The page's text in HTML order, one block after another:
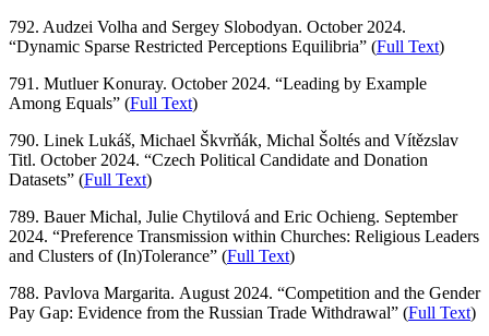
792. Audzei Volha and Sergey Slobodyan. October 2024.
“Dynamic Sparse Restricted Perceptions Equilibria” (Full Text)
791. Mutluer Konuray. October 2024. “Leading by Example
Among Equals” (Full Text)
790. Linek Lukáš, Michael Škvrňák, Michal Šoltés and Vítězslav
Titl. October 2024. “Czech Political Candidate and Donation
Datasets” (Full Text)
789. Bauer Michal, Julie Chytilová and Eric Ochieng. September
2024. “Preference Transmission within Churches: Religious Leaders
and Clusters of (In)Tolerance” (Full Text)
788. Pavlova Margarita. August 2024. “Competition and the Gender
Pay Gap: Evidence from the Russian Trade Withdrawal” (Full Text)